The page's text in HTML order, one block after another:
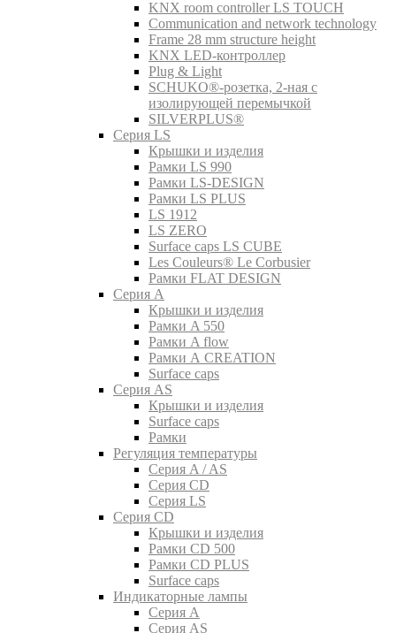
KNX room controller LS TOUCH
Communication and network technology
Frame 28 mm structure height
KNX LED-контроллер
Plug & Light
SCHUKO®-розетка, 2-ная с
изолирующей перемычкой
SILVERPLUS®
Серия LS
Крышки и изделия
Рамки LS 990
Рамки LS-DESIGN
Рамки LS PLUS
LS 1912
LS ZERO
Surface caps LS CUBE
Les Couleurs® Le Corbusier
Рамки FLAT DESIGN
Серия A
Крышки и изделия
Рамки A 550
Рамки A flow
Рамки A CREATION
Surface caps
Серия AS
Крышки и изделия
Surface caps
Рамки
Регуляция температуры
Серия A / AS
Серия CD
Серия LS
Серия CD
Крышки и изделия
Рамки CD 500
Рамки CD PLUS
Surface caps
Индикаторные лампы
Серия A
Серия AS